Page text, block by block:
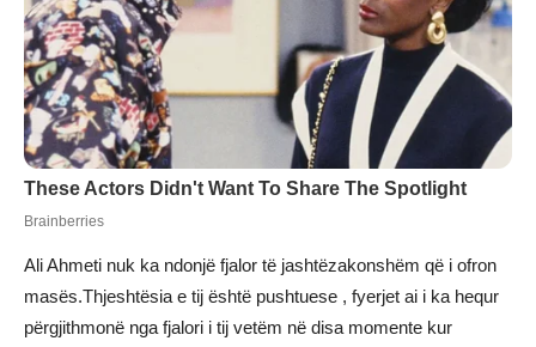
Ali Ahmeti nuk ka ndonjë fjalor të jashtëzakonshëm që i ofron
masës.Thjeshtësia e tij është pushtuese , fyerjet ai i ka hequr
përgjithmonë nga fjalori i tij vetëm në disa momente kur